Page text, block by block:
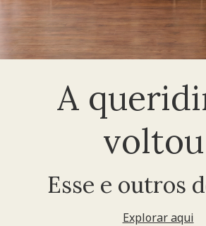
A
Esse e outros
Explorar aqui